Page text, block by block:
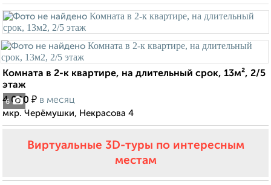
6
Комната в 2-к квартире, на длительный срок, 13м², 2/5
этаж
4 000 ₽ в месяц
мкр. Черёмушки, Некрасова 4
Виртуальные 3D-туры по интересным
местам